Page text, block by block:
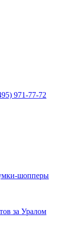
971-77-72
шопперы
за Уралом